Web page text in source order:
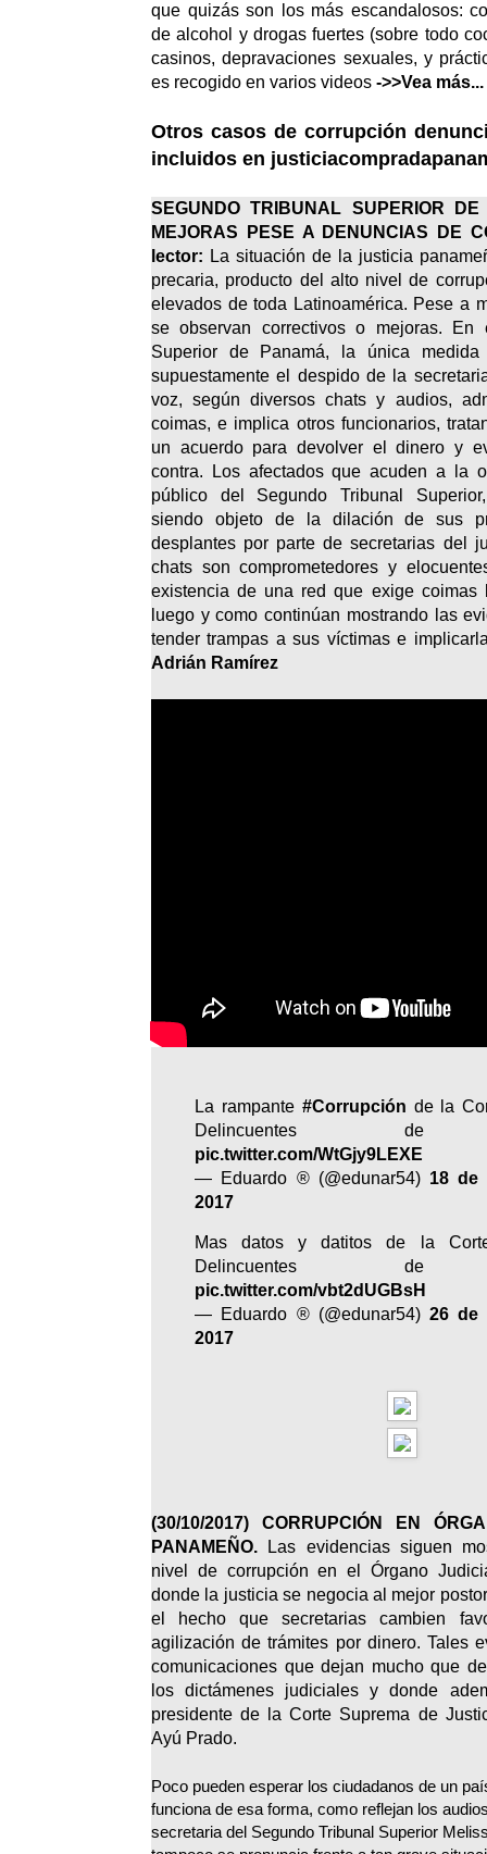
que quizás son los más escandalosos:
de alcohol y drogas fuertes (sobre todo
casinos, depravaciones sexuales, y
es recogido en varios videos ->>Vea más...
Otros casos de corrupción
incluidos en
SEGUNDO TRIBUNAL SUPERIOR
MEJORAS PESE A DENUNCIAS DE
lector: La situación de la justicia
precaria, producto del alto nivel de
elevados de toda Latinoamérica. Pese a
se observan correctivos o mejoras. En
Superior de Panamá, la única
supuestamente el despido de la
voz, según diversos chats y audios,
coimas, e implica otros funcionarios,
un acuerdo para devolver el dinero y
contra. Los afectados que acuden a la
público del Segundo Tribunal
siendo objeto de la dilación de sus
desplantes por parte de secretarias del
chats son comprometedores y
existencia de una red que exige coimas
luego y como continúan mostrando las
tender trampas a sus víctimas e
Adrián Ramírez
La rampante #Corrupción de la
Delincuentes
pic.twitter.com/WtGjy9LEXE
— Eduardo ® (@edunar54) 18 de
2017
Mas datos y datitos de la
Delincuentes
pic.twitter.com/vbt2dUGBsH
— Eduardo ® (@edunar54)26 de
2017
(30/10/2017) CORRUPCIÓN EN
PANAMEÑO. Las evidencias siguen
nivel de corrupción en el Órgano
donde la justicia se negocia al mejor
el hecho que secretarias cambien
agilización de trámites por dinero. Tales
comunicaciones que dejan mucho que
los dictámenes judiciales y donde
presidente de la Corte Suprema de
Ayú Prado.
Poco pueden esperar los ciudadanos de un
funciona de esa forma, como reflejan los
secretaria del Segundo Tribunal Superior